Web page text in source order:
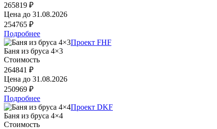
265819 ₽
Цена до 31.08.2026
254765 ₽
Подробнее
Проект FHF
Баня из бруса 4×3
Стоимость
264841 ₽
Цена до 31.08.2026
250969 ₽
Подробнее
Проект DKF
Баня из бруса 4×4
Стоимость